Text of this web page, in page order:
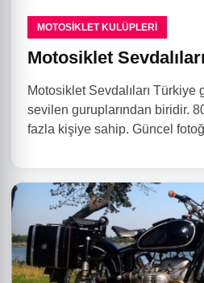
MOTOSIKLET KULÜPLERI
Motosiklet
Motosiklet Sevdalıları Türkiye
sevilen guruplarından biridir.
fazla kişiye sahip. Güncel